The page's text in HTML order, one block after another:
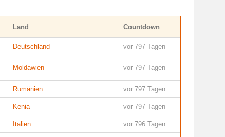
Land Countdown
Deutschland vor 797 Tagen
Moldawien vor 797 Tagen
Rumänien vor 797 Tagen
Kenia vor 797 Tagen
Italien vor 796 Tagen